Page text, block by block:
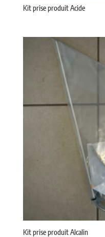
Kit prise produit Acide
Kit prise produit Alcalin